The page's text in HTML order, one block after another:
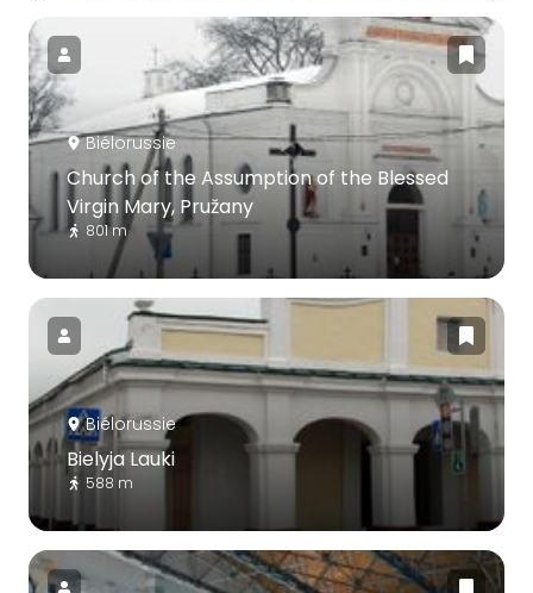
Biélorussie
Church of the Assumption of the Blessed
Virgin Mary, Pružany
801 m
Biélorussie
Bielyja Lauki
588 m